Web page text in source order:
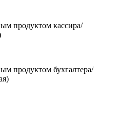
продуктом кассира/
продуктом бухгалтера/